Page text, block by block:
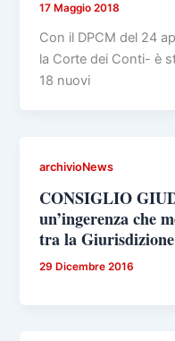
17 Maggio 2018
Con il DPCM del 24
la Corte dei Conti- è
18 nuovi
archivioNews
CONSIGLIO
un’ingerenza che
tra la
29 Dicembre 2016